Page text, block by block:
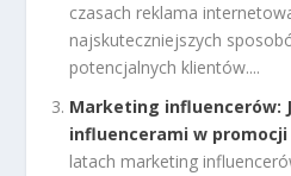
czasach reklama
najskuteczniejszych
potencjalnych klientów....
Marketing influencerów:
influencerami w
latach marketing